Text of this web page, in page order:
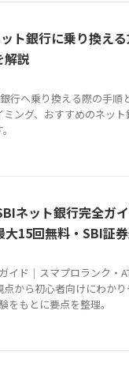
ト銀行に乗り換え
解説
行へ乗り換える際の手順
ング、おすすめのネッ
ネット銀行完全ガ
大15回無料・SBI証
イド｜スマプロランク・
から初心者向けにわかり
をもとに要点を整理。